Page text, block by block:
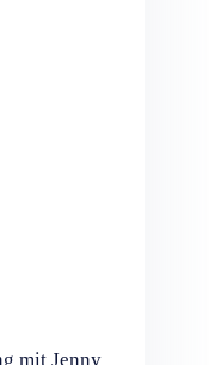
mit Jenny